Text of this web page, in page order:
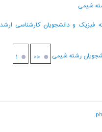
شیمی
فیزیک و دانشجویان کارشناسی ارشد
رشته شیمی
<< ۱